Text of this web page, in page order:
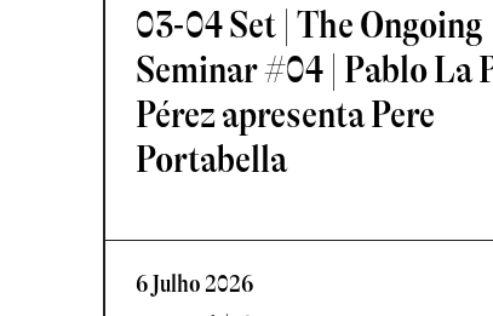
03-04 Set | The Ongoing
Seminar #04 | Pablo La
Pérez apresenta Pere
Portabella
6 Julho 2026